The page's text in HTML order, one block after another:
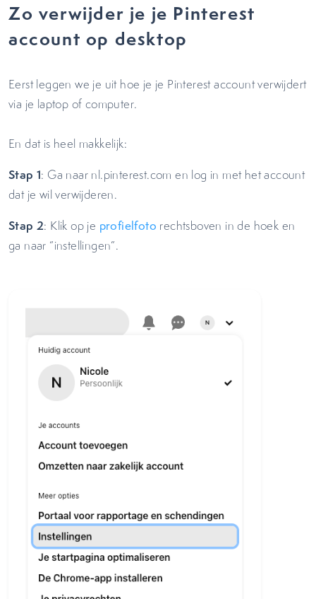
Zo verwijder je je Pinterest
account op desktop
Eerst leggen we je uit hoe je je Pinterest account verwijdert
via je laptop of computer.
En dat is heel makkelijk:
Stap 1: Ga naar nl.pinterest.com en log in met het account
dat je wil verwijderen.
Stap 2: Klik op je profielfoto rechtsboven in de hoek en
ga naar “instellingen”.